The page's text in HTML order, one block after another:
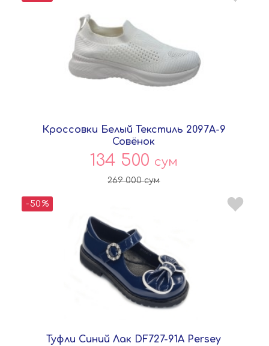
Кроссовки Белый Текстиль 2097A-9
Совёнок
134 500 сум
269 000сум
-50%
Туфли Синий Лак DF727-91A Persey